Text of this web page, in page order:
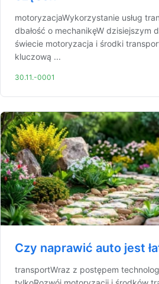
motoryzacjaWykorzystanie usług
dbałość o mechanikęW dzisiejszym
świecie motoryzacja i środki
kluczową ...
30.11.-0001
Czy naprawić auto jest
transportWraz z postępem